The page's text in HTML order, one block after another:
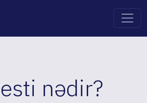
nədir?